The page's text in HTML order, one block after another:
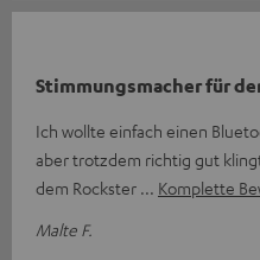
Stimmungsmacher für
Ich wollte einfach einen
aber trotzdem richtig gut
dem Rockster
Komplette
Malte F.